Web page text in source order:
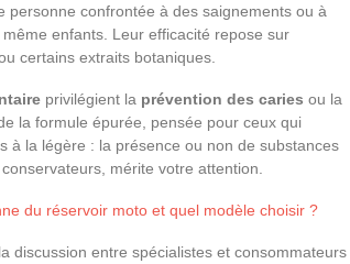
personne confrontée à des saignements ou à
enfants. Leur efficacité repose sur
certains extraits botaniques.
privilégient la prévention des caries ou la
la formule épurée, pensée pour ceux qui
à la légère : la présence ou non de substances
mérite votre attention.
du réservoir moto et quel modèle choisir ?
discussion entre spécialistes et consommateurs